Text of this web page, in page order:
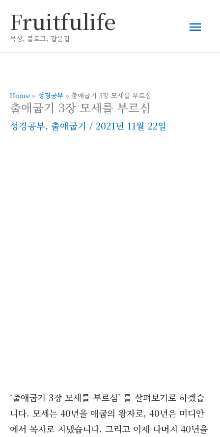
로
Fruitfulife
묵상, 블로그, 잡문집
메
인
Home » 성경공부 » 출애굽기 3장 모세를 부르심
출애굽기 3장 모세를 부르심
성경공부, 출애굽기 / 2021년 11월 22일
‘출애굽기 3장 모세를 부르심’ 를 살펴보기로 하겠습
니다. 모세는 40년을 애굽의 왕자로, 40년은 미디안
에서 목자로 지냈습니다. 그리고 이제 나머지 40년을